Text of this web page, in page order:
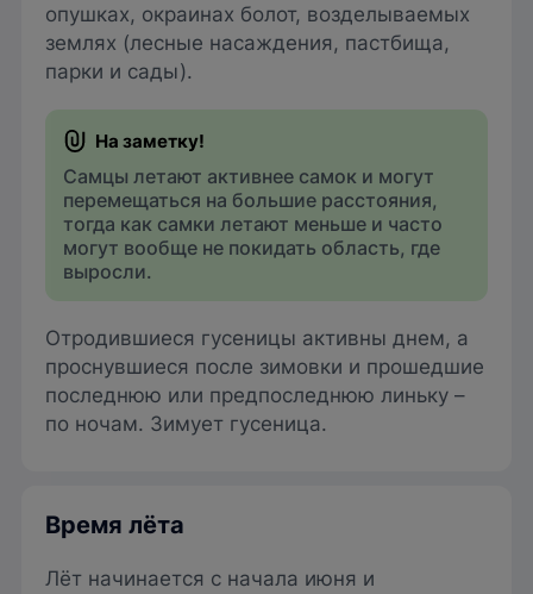
опушках, окраинах болот, возделываемых
землях (лесные насаждения, пастбища,
парки и сады).
Самцы летают активнее самок и могут
перемещаться на большие расстояния,
тогда как самки летают меньше и часто
могут вообще не покидать область, где
выросли.
Отродившиеся гусеницы активны днем, а
проснувшиеся после зимовки и прошедшие
последнюю или предпоследнюю линьку –
по ночам. Зимует гусеница.
Время лёта
Лёт начинается с начала июня и